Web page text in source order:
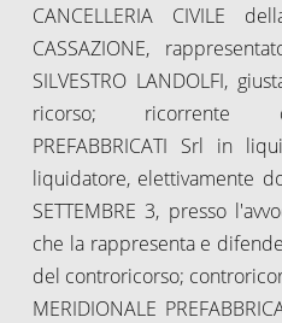
CANCELLERIA CIVILE
CASSAZIONE,
SILVESTRO LANDOLFI,
ricorso; ricorrente
PREFABBRICATI Srl in
liquidatore, elettivamente
SETTEMBRE 3, presso
che la rappresenta e
del controricorso;
MERIDIONALE